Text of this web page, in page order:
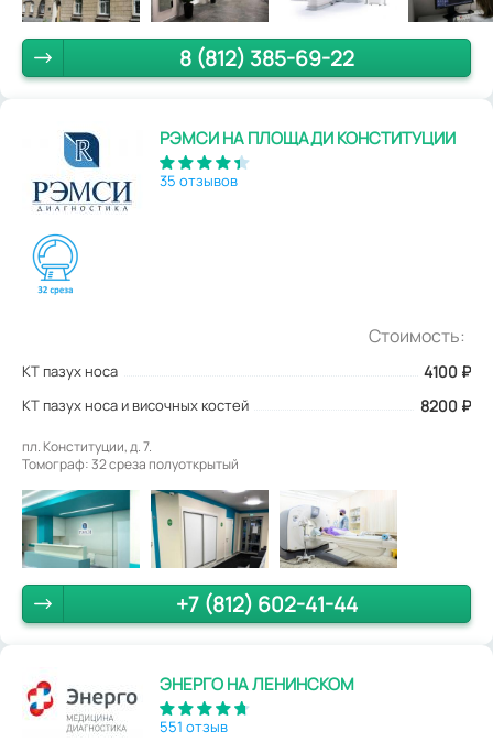
8 (812) 385-69-22
РЭМСИ НА ПЛОЩАДИ КОНСТИТУЦИИ
35 отзывов
Стоимость:
КТ пазух носа 4100 ₽
КТ пазух носа и височных костей 8200 ₽
пл. Конституции, д. 7.
Томограф: 32 среза полуоткрытый
+7 (812) 602-41-44
ЭНЕРГО НА ЛЕНИНСКОМ
551 отзыв